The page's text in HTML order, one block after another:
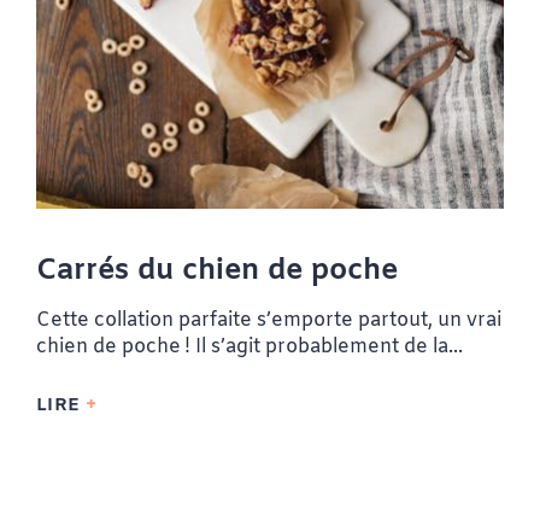
Carrés du chien de poche
Cette collation parfaite s’emporte partout, un vrai
chien de poche ! Il s’agit probablement de la...
LIRE